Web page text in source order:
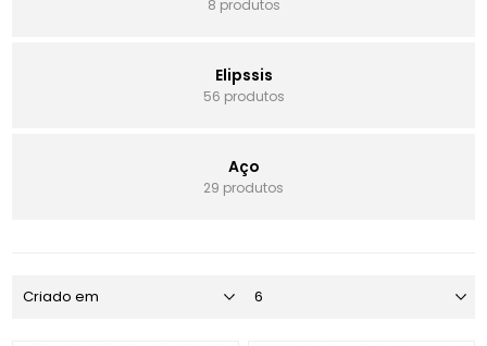
8 produtos
Elipssis
56 produtos
Aço
29 produtos